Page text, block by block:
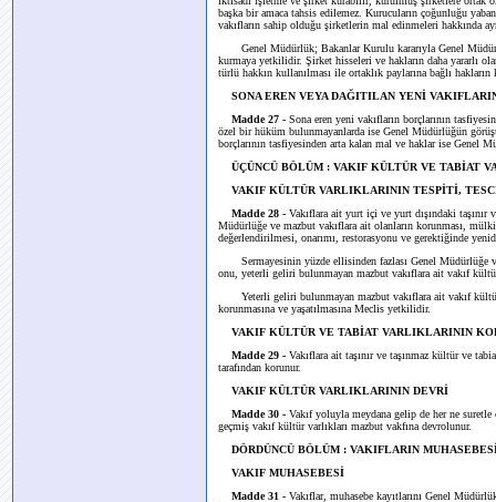
başka bir amaca tahsis edilemez. Kurucuların çoğunluğu
vakıfların sahip olduğu şirketlerin mal edinmeleri hakkında
Genel Müdürlük; Bakanlar Kurulu kararıyla Genel
kurmaya yetkilidir. Şirket hisseleri ve hakların daha yararlı
türlü hakkın kullanılması ile ortaklık paylarına bağlı
SONA EREN VEYA DAĞITILAN YENİ
Madde 27 - Sona eren yeni vakıfların borçlarının
özel bir hüküm bulunmayanlarda ise Genel Müdürlüğün
borçlarının tasfiyesinden arta kalan mal ve haklar ise Genel
ÜÇÜNCÜ BÖLÜM : VAKIF KÜLTÜR VE TABİAT
VAKIF KÜLTÜR VARLIKLARININ TESPİTİ,
Madde 28 - Vakıflara ait yurt içi ve yurt dışındaki taşınır
Müdürlüğe ve mazbut vakıflara ait olanların korunması,
değerlendirilmesi, onarımı, restorasyonu ve gerektiğinde
Sermayesinin yüzde ellisinden fazlası Genel Müdürlüğe
onu, yeterli geliri bulunmayan mazbut vakıflara ait vakıf
Yeterli geliri bulunmayan mazbut vakıflara ait vakıf kültür
korunmasına ve yaşatılmasına Meclis yetkilidir.
VAKIF KÜLTÜR VE TABİAT VARLIKLARININ
Madde 29 - Vakıflara ait taşınır ve taşınmaz kültür ve
tarafından korunur.
VAKIF KÜLTÜR VARLIKLARININ DEVRİ
Madde 30 - Vakıf yoluyla meydana gelip de her ne
geçmiş vakıf kültür varlıkları mazbut vakfına devrolunur.
DÖRDÜNCÜ BÖLÜM : VAKIFLARIN
VAKIF MUHASEBESİ
Madde 31 - Vakıflar, muhasebe kayıtlarını Genel